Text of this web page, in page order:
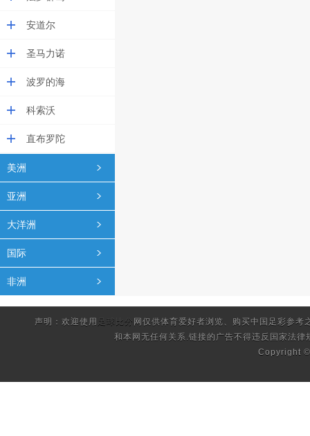
安道尔
圣马力诺
波罗的海
科索沃
直布罗陀
美洲
亚洲
大洋洲
国际
非洲
声明：欢迎使用 足球比分 网仅供体育爱好者浏览、购买中国足彩参
和本网无任何关系.链接的广告不得违反国家法律
Copyright